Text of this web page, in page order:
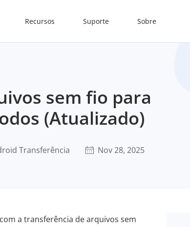
Recursos Suporte Sobre
sem fio para
(Atualizado)
Transferência Nov 28, 2025
a transferência de arquivos sem